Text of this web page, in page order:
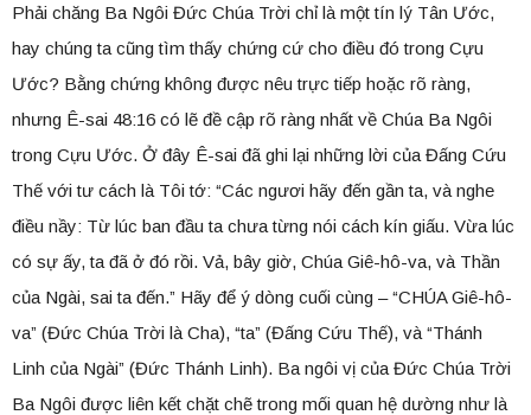
Phải chăng Ba Ngôi Đức Chúa Trời chỉ là một tín lý Tân Ước,
hay chúng ta cũng tìm thấy chứng cứ cho điều đó trong Cựu
Ước? Bằng chứng không được nêu trực tiếp hoặc rõ ràng,
nhưng Ê-sai 48:16 có lẽ đề cập rõ ràng nhất về Chúa Ba Ngôi
trong Cựu Ước. Ở đây Ê-sai đã ghi lại những lời của Đấng Cứu
Thế với tư cách là Tôi tớ: “Các ngươi hãy đến gần ta, và nghe
điều nầy: Từ lúc ban đầu ta chưa từng nói cách kín giấu. Vừa lúc
có sự ấy, ta đã ở đó rồi. Vả, bây giờ, Chúa Giê-hô-va, và Thần
của Ngài, sai ta đến.” Hãy để ý dòng cuối cùng – “CHÚA Giê-hô-
va” (Đức Chúa Trời là Cha), “ta” (Đấng Cứu Thế), và “Thánh
Linh của Ngài” (Đức Thánh Linh). Ba ngôi vị của Đức Chúa Trời
Ba Ngôi được liên kết chặt chẽ trong mối quan hệ dường như là